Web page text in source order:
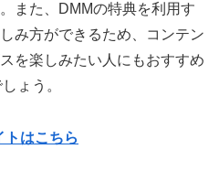
また、DMMの特典を利用す
み方ができるため、コンテン
を楽しみたい人にもおすすめ
ょう。
トはこちら